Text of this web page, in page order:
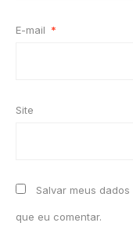
E-mail *
Site
Salvar meus
que eu comentar.